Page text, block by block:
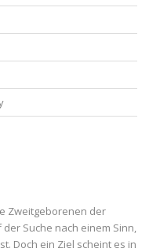
Zweitgeborenen der
Suche nach einem Sinn,
Doch ein Ziel scheint es in